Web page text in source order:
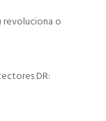
revoluciona o
DR: